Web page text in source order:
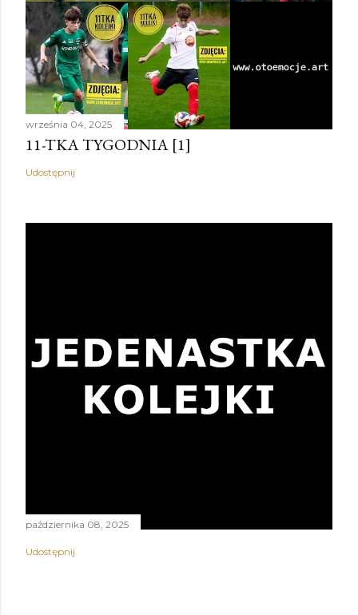
września 04, 2025
11-TKA TYGODNIA [1]
Udostępnij
października 08, 2025
Udostępnij